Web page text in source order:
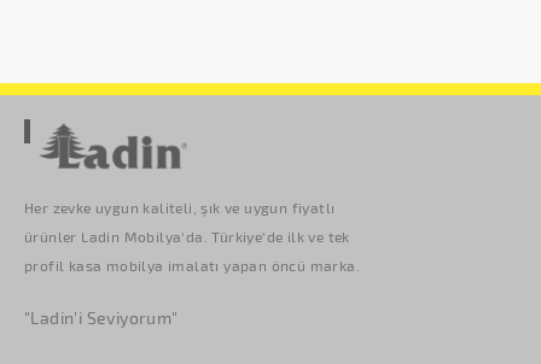
Her zevke uygun kaliteli, şık ve uygun fiyatlı
ürünler Ladin Mobilya'da. Türkiye'de ilk ve tek
profil kasa mobilya imalatı yapan öncü marka.
"Ladin'i Seviyorum"